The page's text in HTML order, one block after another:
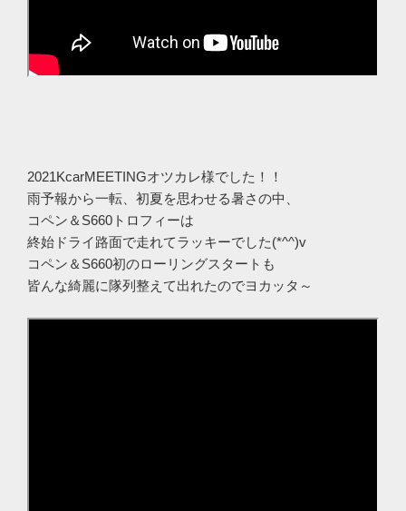
2021KcarMEETINGオツカレ様でした！！
雨予報から一転、初夏を思わせる暑さの中、
コペン＆S660トロフィーは
終始ドライ路面で走れてラッキーでした(*^^)v
コペン＆S660初のローリングスタートも
皆んな綺麗に隊列整えて出れたのでヨカッタ～